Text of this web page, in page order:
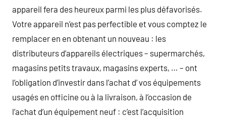
appareil fera des heureux parmi les plus défavorisés.
Votre appareil n’est pas perfectible et vous comptez le
remplacer en en obtenant un nouveau : les
distributeurs d’appareils électriques – supermarchés,
magasins petits travaux, magasins experts, … – ont
l’obligation d’investir dans l’achat d’ vos équipements
usagés en officine ou à la livraison, à l’occasion de
l’achat d’un équipement neuf : c’est l’acquisition